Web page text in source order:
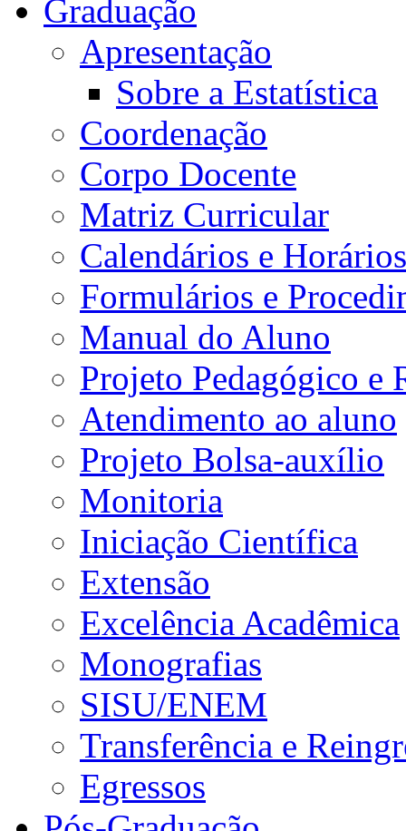
Graduação
Apresentação
Sobre a Estatística
Coordenação
Corpo Docente
Matriz Curricular
Calendários e Horários
Formulários e
Manual do Aluno
Projeto Pedagógico e
Atendimento ao aluno
Projeto Bolsa-auxílio
Monitoria
Iniciação Científica
Extensão
Excelência Acadêmica
Monografias
SISU/ENEM
Transferência e
Egressos